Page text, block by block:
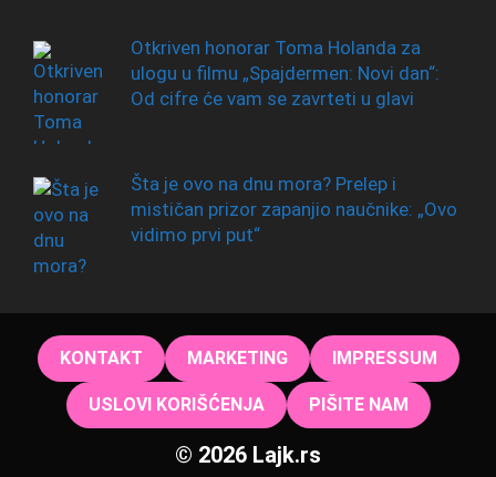
Otkriven honorar Toma Holanda za
ulogu u filmu „Spajdermen: Novi dan“:
Od cifre će vam se zavrteti u glavi
Šta je ovo na dnu mora? Prelep i
mističan prizor zapanjio naučnike: „Ovo
vidimo prvi put“
KONTAKT MARKETING IMPRESSUM
USLOVI KORIŠĆENJA PIŠITE NAM
© 2026 Lajk.rs